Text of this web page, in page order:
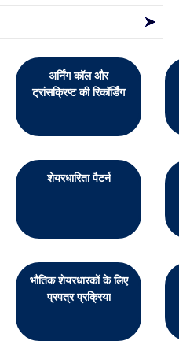
अर्निंग कॉल और
ट्रांसक्रिप्ट की रिकॉर्डिंग
शेयरधारिता पैटर्न
भौतिक शेयरधारकों के लिए
प्रपत्र प्रक्रिया